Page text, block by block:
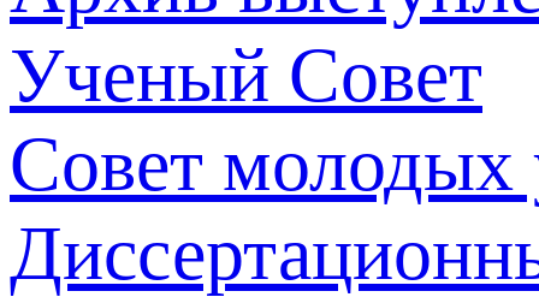
Ученый Совет
Совет молодых